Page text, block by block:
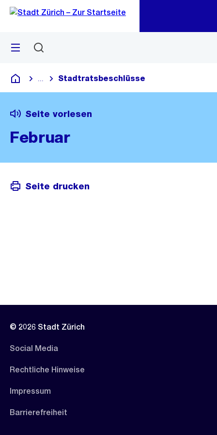
Navigation
Sprunglink
Menü
Deutsch
Blende alle Breadcrumbs ein
Stadtratsbeschlüsse
Seite vorlesen
Februar
Seite drucken
© 2026 Stadt Zürich
Social Media
Rechtliche Hinweise
Impressum
Barrierefreiheit